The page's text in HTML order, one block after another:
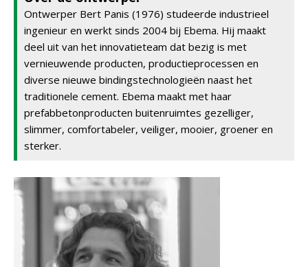
Ontwerper Bert Panis (1976) studeerde industrieel
ingenieur en werkt sinds 2004 bij Ebema. Hij maakt
deel uit van het innovatieteam dat bezig is met
vernieuwende producten, productieprocessen en
diverse nieuwe bindingstechnologieën naast het
traditionele cement. Ebema maakt met haar
prefabbetonproducten buitenruimtes gezelliger,
slimmer, comfortabeler, veiliger, mooier, groener en
sterker.